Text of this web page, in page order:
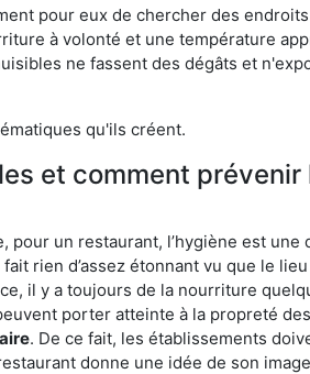
pour eux de chercher des
à volonté et une température
ne fassent des dégâts et
qu'ils créent.
et comment prévenir
un restaurant, l’hygiène est une
rien d’assez étonnant vu que le
il y a toujours de la nourriture
porter atteinte à la propreté
. De ce fait, les établissements
donne une idée de son